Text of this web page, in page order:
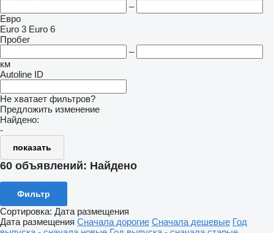
–
Евро
Euro 3 Euro 6
Пробег
–
км
Autoline ID
Не хватает фильтров?
Предложить изменение
Найдено:
-
показать
60 объявлений: Найдено
Фильтр
Сортировка: Дата размещения
Дата размещения Сначала дорогие Сначала дешевые Год